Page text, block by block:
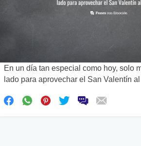
En un día tan especial como hoy, solo
lado para aprovechar el San Valentín